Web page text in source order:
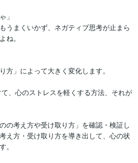
」
うまくいかず、ネガティブ思考が止まら
ね。
方」によって大きく変化します。
の考え方や受け取り方」を確認・検証し
え方・受け取り方を導き出して、心の状
。